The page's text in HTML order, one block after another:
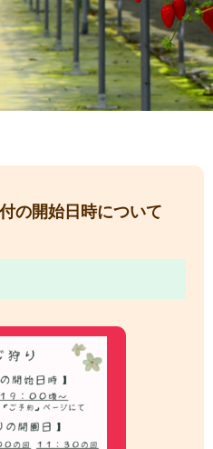
の開始日時について